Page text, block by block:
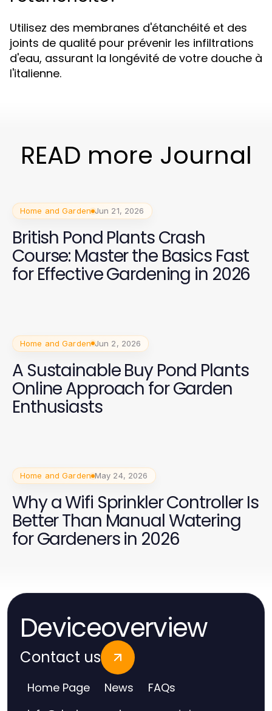
Utilisez des membranes d'étanchéité et des
joints de qualité pour prévenir les infiltrations
d'eau, assurant la longévité de votre douche à
l'italienne.
READ more Journal
Home and Garden Jun 21, 2026
British Pond Plants Crash
Course: Master the Basics Fast
for Effective Gardening in 2026
Home and Garden Jun 2, 2026
A Sustainable Buy Pond Plants
Online Approach for Garden
Enthusiasts
Home and Garden May 24, 2026
Why a Wifi Sprinkler Controller Is
Better Than Manual Watering
for Gardeners in 2026
Deviceoverview
Contact us
Home Page News FAQs